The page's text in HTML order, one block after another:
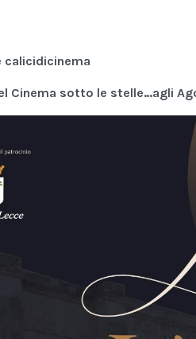
calicidicinema
Cinema sotto le stelle…agli